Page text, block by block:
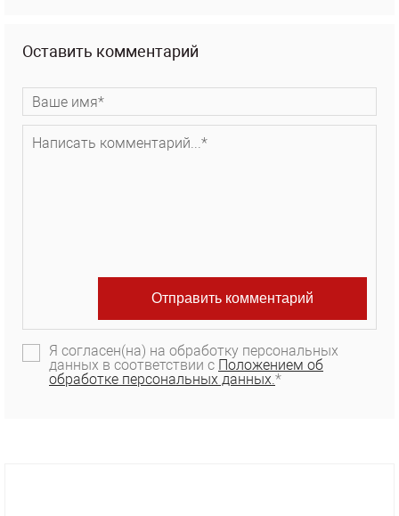
Оставить комментарий
Я согласен(на) на обработку персональных
данных в соответствии с Положением об
обработке персональных данных.*